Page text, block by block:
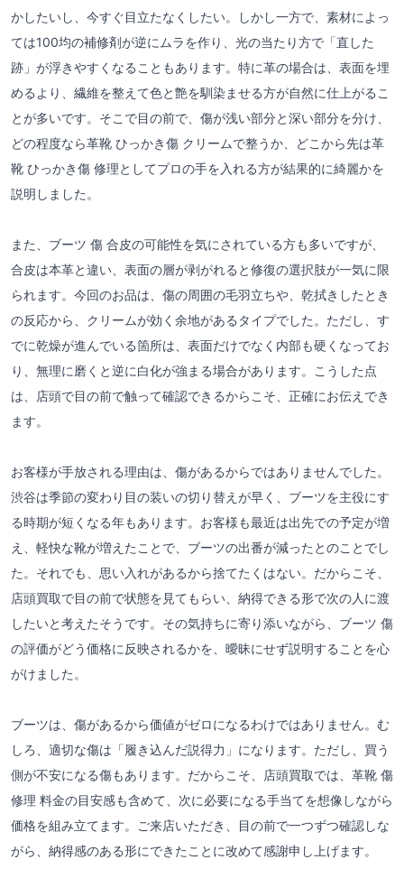
かしたいし、今すぐ目立たなくしたい。しかし一方で、素材によっ
ては100均の補修剤が逆にムラを作り、光の当たり方で「直した
跡」が浮きやすくなることもあります。特に革の場合は、表面を埋
めるより、繊維を整えて色と艶を馴染ませる方が自然に仕上がるこ
とが多いです。そこで目の前で、傷が浅い部分と深い部分を分け、
どの程度なら革靴 ひっかき傷 クリームで整うか、どこから先は革
靴 ひっかき傷 修理としてプロの手を入れる方が結果的に綺麗かを
説明しました。
また、ブーツ 傷 合皮の可能性を気にされている方も多いですが、
合皮は本革と違い、表面の層が剥がれると修復の選択肢が一気に限
られます。今回のお品は、傷の周囲の毛羽立ちや、乾拭きしたとき
の反応から、クリームが効く余地があるタイプでした。ただし、す
でに乾燥が進んでいる箇所は、表面だけでなく内部も硬くなってお
り、無理に磨くと逆に白化が強まる場合があります。こうした点
は、店頭で目の前で触って確認できるからこそ、正確にお伝えでき
ます。
お客様が手放される理由は、傷があるからではありませんでした。
渋谷は季節の変わり目の装いの切り替えが早く、ブーツを主役にす
る時期が短くなる年もあります。お客様も最近は出先での予定が増
え、軽快な靴が増えたことで、ブーツの出番が減ったとのことでし
た。それでも、思い入れがあるから捨てたくはない。だからこそ、
店頭買取で目の前で状態を見てもらい、納得できる形で次の人に渡
したいと考えたそうです。その気持ちに寄り添いながら、ブーツ 傷
の評価がどう価格に反映されるかを、曖昧にせず説明することを心
がけました。
ブーツは、傷があるから価値がゼロになるわけではありません。む
しろ、適切な傷は「履き込んだ説得力」になります。ただし、買う
側が不安になる傷もあります。だからこそ、店頭買取では、革靴 傷
修理 料金の目安感も含めて、次に必要になる手当てを想像しながら
価格を組み立てます。ご来店いただき、目の前で一つずつ確認しな
がら、納得感のある形にできたことに改めて感謝申し上げます。